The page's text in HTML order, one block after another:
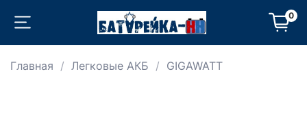
0
Главная Легковые АКБ GIGAWATT